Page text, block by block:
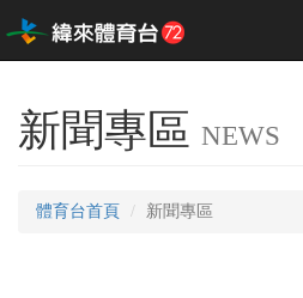
新聞專區 NEWS
體育台首頁 新聞專區